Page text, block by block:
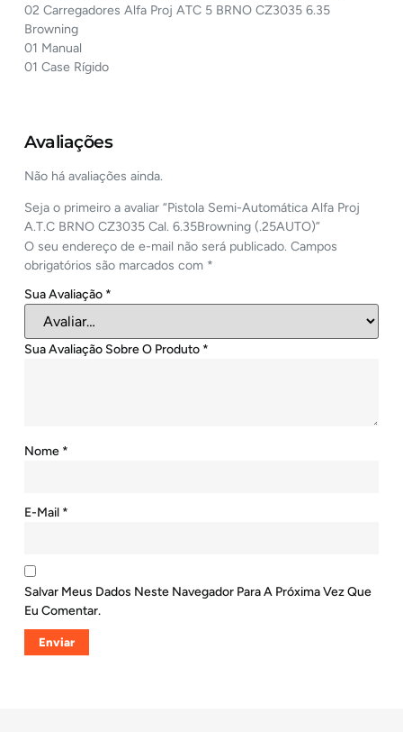
02 Carregadores Alfa Proj ATC 5 BRNO CZ3035 6.35
Browning
01 Manual
01 Case Rígido
Avaliações
Não há avaliações ainda.
Seja o primeiro a avaliar “Pistola Semi-Automática Alfa Proj
A.T.C BRNO CZ3035 Cal. 6.35Browning (.25AUTO)”
O seu endereço de e-mail não será publicado. Campos
obrigatórios são marcados com *
Sua Avaliação *
Sua Avaliação Sobre O Produto *
Nome *
E-Mail *
Salvar Meus Dados Neste Navegador Para A Próxima Vez Que
Eu Comentar.